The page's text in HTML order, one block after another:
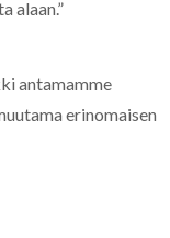
alaan.”
antamamme
erinomaisen